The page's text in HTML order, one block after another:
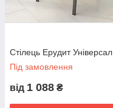
Стілець Ерудит Універсал
Під замовлення
від 1 088 ₴